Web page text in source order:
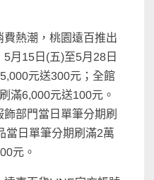
熱潮，桃園遠百推出
5月15日(五)至5月28日
元送300元；全館
滿6,000元送100元。
部門當日單筆分期刷
當日單筆分期刷滿2萬
元。